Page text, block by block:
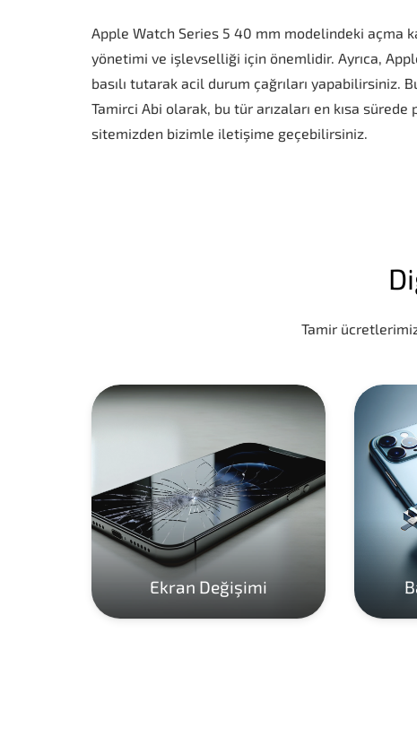
Apple Watch Series 5 40 mm modelindeki açma
yönetimi ve işlevselliği için önemlidir. Ayrıca,
basılı tutarak acil durum çağrıları yapabilirsiniz.
Tamirci Abi olarak, bu tür arızaları en kısa
sitemizden bizimle iletişime geçebilirsiniz.
Tamir
Ekran Değişimi